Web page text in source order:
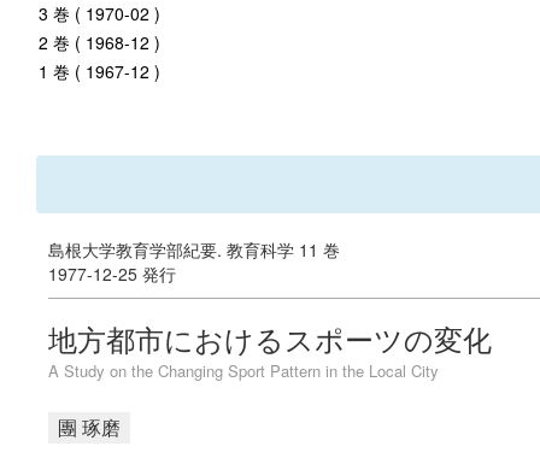
3 巻 ( 1970-02 )
2 巻 ( 1968-12 )
1 巻 ( 1967-12 )
島根大学教育学部紀要. 教育科学 11 巻
1977-12-25 発行
地方都市におけるスポーツの変化
A Study on the Changing Sport Pattern in the Local City
團 琢磨